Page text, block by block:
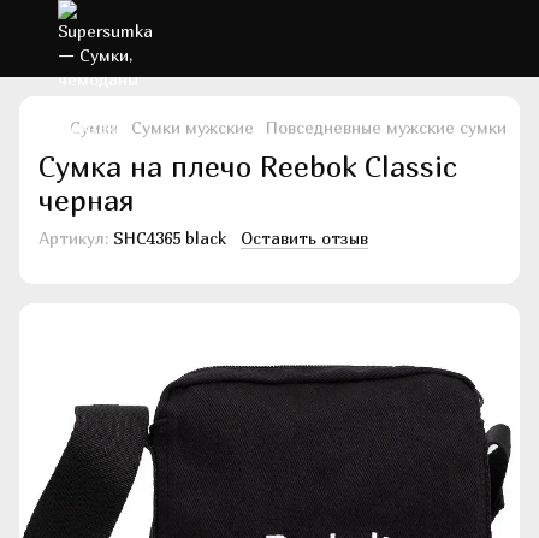
Сумки Сумки мужские Повседневные мужские сумки
Сумка на плечо Reebok Classic
черная
Артикул: SHC4365 black Оставить отзыв